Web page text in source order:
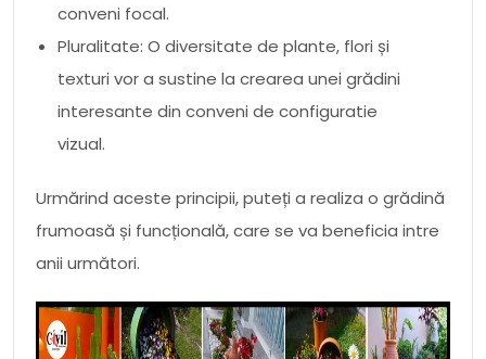
conveni focal.
Pluralitate: O diversitate de plante, flori și
texturi vor a sustine la crearea unei grădini
interesante din conveni de configuratie
vizual.
Urmărind aceste principii, puteți a realiza o grădină
frumoasă și funcțională, care se va beneficia intre
anii următori.